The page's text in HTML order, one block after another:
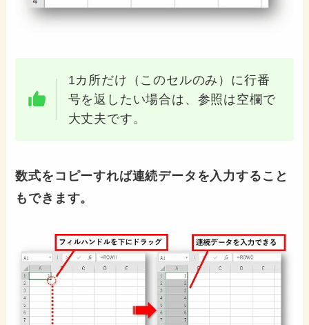
1カ所だけ（このセルのみ）に行番
号を返したい場合は、参照は空欄で
大丈夫です。
数式をコピーすれば連続データを入力すること
もできます。